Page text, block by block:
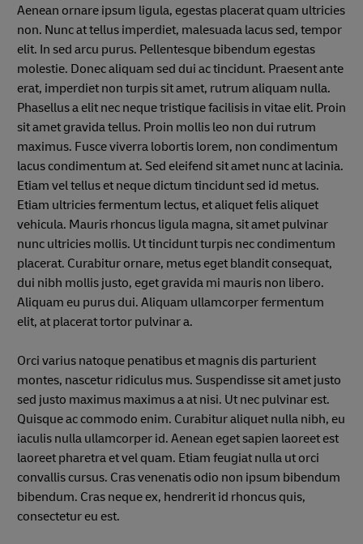
Aenean ornare ipsum ligula, egestas placerat quam ultricies
non. Nunc at tellus imperdiet, malesuada lacus sed, tempor
elit. In sed arcu purus. Pellentesque bibendum egestas
molestie. Donec aliquam sed dui ac tincidunt. Praesent ante
erat, imperdiet non turpis sit amet, rutrum aliquam nulla.
Phasellus a elit nec neque tristique facilisis in vitae elit. Proin
sit amet gravida tellus. Proin mollis leo non dui rutrum
maximus. Fusce viverra lobortis lorem, non condimentum
lacus condimentum at. Sed eleifend sit amet nunc at lacinia.
Etiam vel tellus et neque dictum tincidunt sed id metus.
Etiam ultricies fermentum lectus, et aliquet felis aliquet
vehicula. Mauris rhoncus ligula magna, sit amet pulvinar
nunc ultricies mollis. Ut tincidunt turpis nec condimentum
placerat. Curabitur ornare, metus eget blandit consequat,
dui nibh mollis justo, eget gravida mi mauris non libero.
Aliquam eu purus dui. Aliquam ullamcorper fermentum
elit, at placerat tortor pulvinar a.
Orci varius natoque penatibus et magnis dis parturient
montes, nascetur ridiculus mus. Suspendisse sit amet justo
sed justo maximus maximus a at nisi. Ut nec pulvinar est.
Quisque ac commodo enim. Curabitur aliquet nulla nibh, eu
iaculis nulla ullamcorper id. Aenean eget sapien laoreet est
laoreet pharetra et vel quam. Etiam feugiat nulla ut orci
convallis cursus. Cras venenatis odio non ipsum bibendum
bibendum. Cras neque ex, hendrerit id rhoncus quis,
consectetur eu est.